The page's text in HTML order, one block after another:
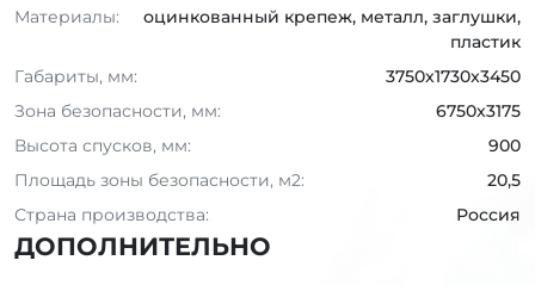
Материалы:
оцинкованный крепеж, металл, заглушки,
пластик
Габариты, мм:
3750x1730x3450
Зона безопасности, мм:
6750x3175
Высота спусков, мм:
900
Площадь зоны безопасности, м2:
20,5
Страна производства:
Россия
ДОПОЛНИТЕЛЬНО